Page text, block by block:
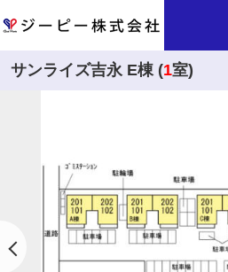
サンライズ吉永 E棟 (1室)